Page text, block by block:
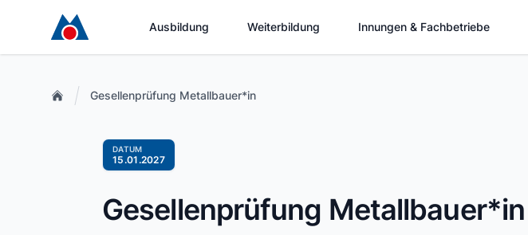
Ausbildung Weiterbildung Innungen & Fachbetriebe
Gesellenprüfung Metallbauer*in
DATUM
15.01.2027
Gesellenprüfung Metallbauer*in